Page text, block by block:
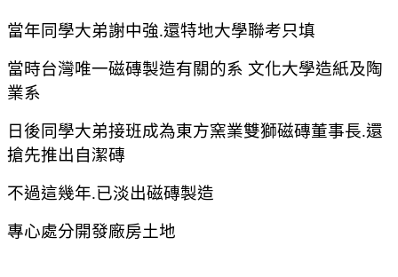
當年同學大弟謝中強.還特地大學聯考只填
當時台灣唯一磁磚製造有關的系 文化大學造紙及陶
業系
日後同學大弟接班成為東方窯業雙獅磁磚董事長.還
搶先推出自潔磚
不過這幾年.已淡出磁磚製造
專心處分開發廠房土地